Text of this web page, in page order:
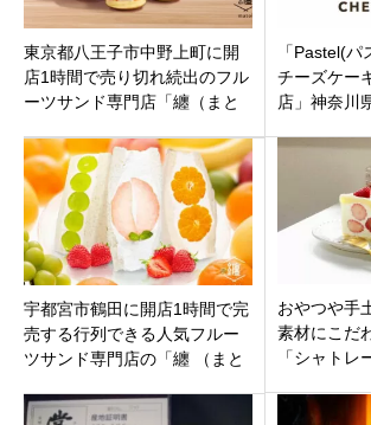
東京都八王子市中野上町に開
店1時間で売り切れ続出のフル
ーツサンド専門店「纏（まと
プン
「Pastel(
チーズケー
店」神奈川
宇都宮市鶴田に開店1時間で完
売する行列できる人気フルー
ツサンド専門店の「纏 （まと
おやつや手
素材にこだ
「シャトレ
西市市原